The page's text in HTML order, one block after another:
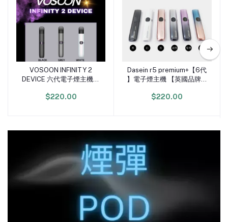
加入購物車
VOSOON INFINITY 2
DEVICE 六代電子煙主機（
$220.00
加入購物車
Dasein r5 premium+【6代
】電子煙主機 【英國品牌】
款】
$220.00